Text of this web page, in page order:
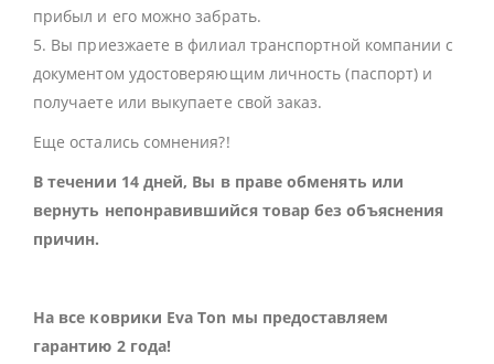
прибыл и его можно забрать.
5. Вы приезжаете в филиал транспортной компании с
документом удостоверяющим личность (паспорт) и
получаете или выкупаете свой заказ.
Еще остались сомнения?!
В течении 14 дней, Вы в праве обменять или
вернуть непонравившийся товар без объяснения
причин.
На все коврики Eva Ton мы предоставляем
гарантию 2 года!